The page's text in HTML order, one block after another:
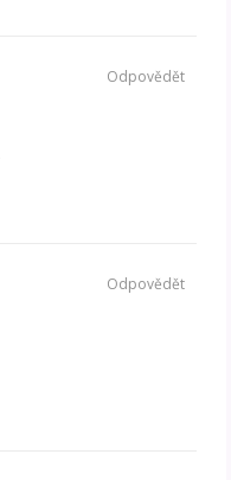
Odpovědět
Odpovědět